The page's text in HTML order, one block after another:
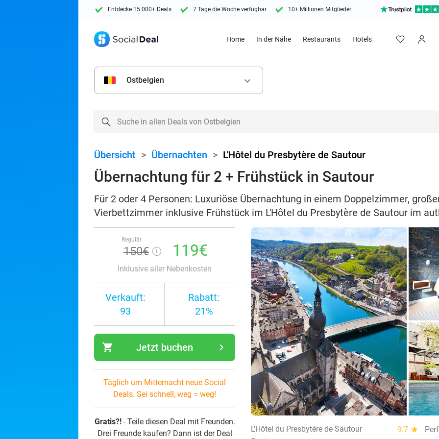
Entdecke 15.000+ Deals 7 Tage die Woche verfügbar 10+ Millionen Mitglieder
Home In der Nähe Restaurants Hotels
Ostbelgien keyboard_arrow_down
Übersicht > Übernachten > L'Hôtel du Presbytère de Sautour
Übernachtung für 2 + Frühstück in Sautour
Für 2 oder 4 Personen: Luxuriöse Übernachtung in einem Doppelzimmer,
Vierbettzimmer inklusive Frühstück im L'Hôtel du Presbytère de Sautour im
Regulär
150€ 119€
Inklusive aller Nebenkosten
Verkauft:
93
Rabatt:
21%
shopping_cart navigate_next
Jetzt buchen
Täglich um Mitternacht neue Social
Deals. Sei schnell, weg = weg!
Gratis?!- Teile diesen Deal mit Freunden.
Drei Freunde kaufen? Dann ist der Deal
L'Hôtel du Presbytère de Sautour 9.7 star